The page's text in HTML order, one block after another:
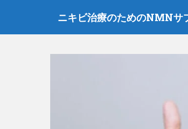
ニキビ治療のためのNMNサ